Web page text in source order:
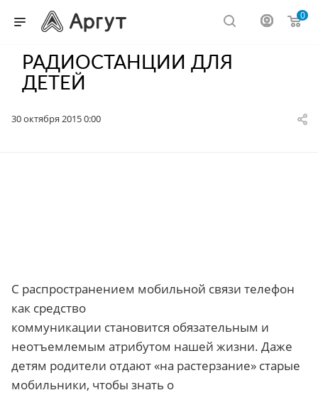
0
РАДИОСТАНЦИИ ДЛЯ
ДЕТЕЙ
30 октября 2015 0:00
С распространением мобильной связи телефон
как средство
коммуникации становится обязательным и
неотъемлемым атрибутом нашей жизни. Даже
детям родители отдают «на растерзание» старые
мобильники, чтобы знать о